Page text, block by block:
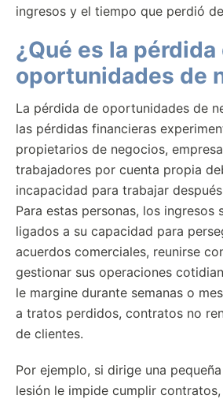
ingresos y el tiempo que perdió
¿Qué es la pérdida
oportunidades de
La pérdida de oportunidades de
las pérdidas financieras
propietarios de negocios,
trabajadores por cuenta propia
incapacidad para trabajar
Para estas personas, los ingresos
ligados a su capacidad para
acuerdos comerciales, reunirse
gestionar sus operaciones
le margine durante semanas o
a tratos perdidos, contratos no
de clientes.
Por ejemplo, si dirige una
lesión le impide cumplir